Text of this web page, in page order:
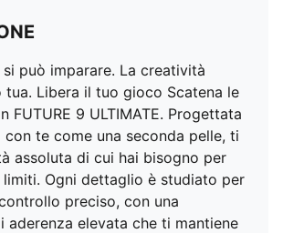
può imparare. La creatività
tua. Libera il tuo gioco Scatena le
FUTURE 9 ULTIMATE. Progettata
con te come una seconda pelle, ti
assoluta di cui hai bisogno per
limiti. Ogni dettaglio è studiato per
preciso, con una
aderenza elevata che ti mantiene